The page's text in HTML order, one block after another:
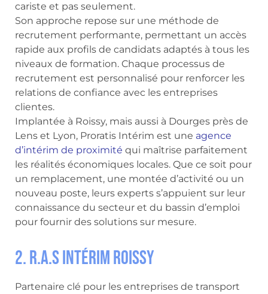
cariste et pas seulement.
Son approche repose sur une méthode de
recrutement performante, permettant un accès
rapide aux profils de candidats adaptés à tous les
niveaux de formation. Chaque processus de
recrutement est personnalisé pour renforcer les
relations de confiance avec les entreprises
clientes.
Implantée à Roissy, mais aussi à Dourges près de
Lens et Lyon, Proratis Intérim est une agence
d’intérim de proximité qui maîtrise parfaitement
les réalités économiques locales. Que ce soit pour
un remplacement, une montée d’activité ou un
nouveau poste, leurs experts s’appuient sur leur
connaissance du secteur et du bassin d’emploi
pour fournir des solutions sur mesure.
2. R.A.S Intérim Roissy
Partenaire clé pour les entreprises de transport